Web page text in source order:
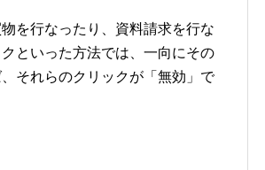
を行なったり、資料請求を行な
といった方法では、一向にその
それらのクリックが「無効」で